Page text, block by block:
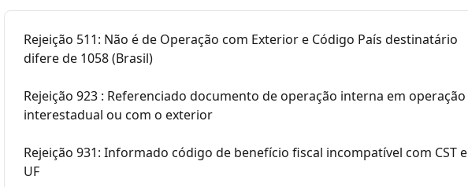
Rejeição 511: Não é de Operação com Exterior e Código País destinatário
difere de 1058 (Brasil)
Rejeição 923 : Referenciado documento de operação interna em operação
interestadual ou com o exterior
Rejeição 931: Informado código de benefício fiscal incompatível com CST e
UF